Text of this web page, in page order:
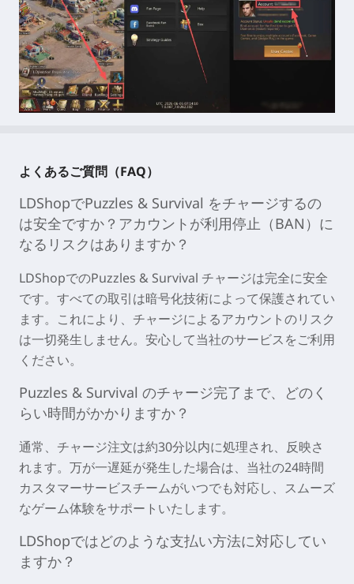
よくあるご質問（FAQ）
LDShopでPuzzles & Survival をチャージするの
は安全ですか？アカウントが利用停止（BAN）に
なるリスクはありますか？
LDShopでのPuzzles & Survival チャージは完全に安全
です。すべての取引は暗号化技術によって保護されてい
ます。これにより、チャージによるアカウントのリスク
は一切発生しません。安心して当社のサービスをご利用
ください。
Puzzles & Survival のチャージ完了まで、どのく
らい時間がかかりますか？
通常、チャージ注文は約30分以内に処理され、反映さ
れます。万が一遅延が発生した場合は、当社の24時間
カスタマーサービスチームがいつでも対応し、スムーズ
なゲーム体験をサポートいたします。
LDShopではどのような支払い方法に対応してい
ますか？